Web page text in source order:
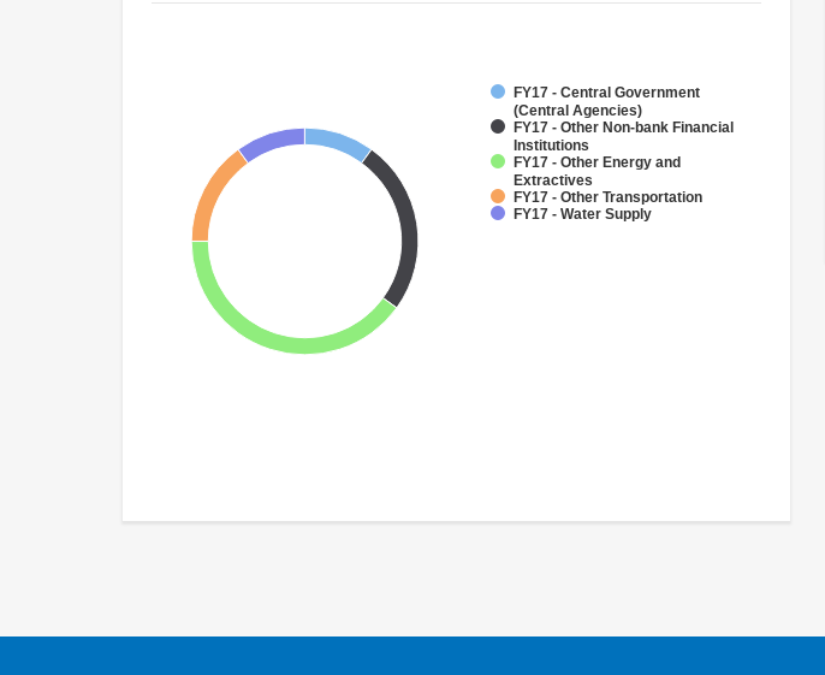
FY17 - Central Government
(Central Agencies)
FY17 - Other Non-bank Financial
Institutions
FY17 - Other Energy and
Extractives
FY17 - Other Transportation
FY17 - Water Supply